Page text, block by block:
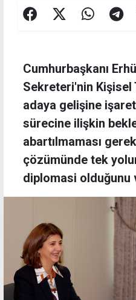
Cumhurbaşkanı
Sekreteri'nin
adaya gelişine
sürecine ilişkin
abartılmaması
çözümünde tek
diplomasi olduğunu